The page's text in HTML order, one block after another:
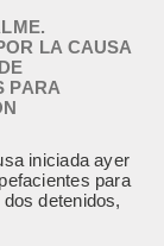
LA CAUSA
PARA
iniciada ayer
para
detenidos,